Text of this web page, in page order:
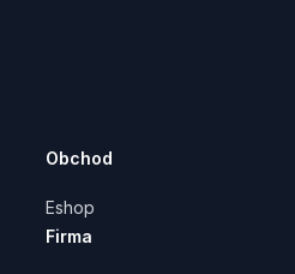
Obchod
Eshop
Firma